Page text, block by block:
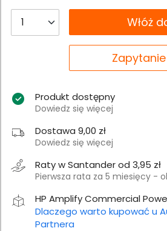
__B2C.PRODUCT.QUANTITYWłóż
Produkt dostępny
Dowiedz się więcej
Dostawa 9,00 zł
Dowiedz się więcej
Raty w Santander od 3,95 zł
Pierwsza rata za 5 miesięcy -
HP Amplify Commercial
Dlaczego warto kupować u
Partnera